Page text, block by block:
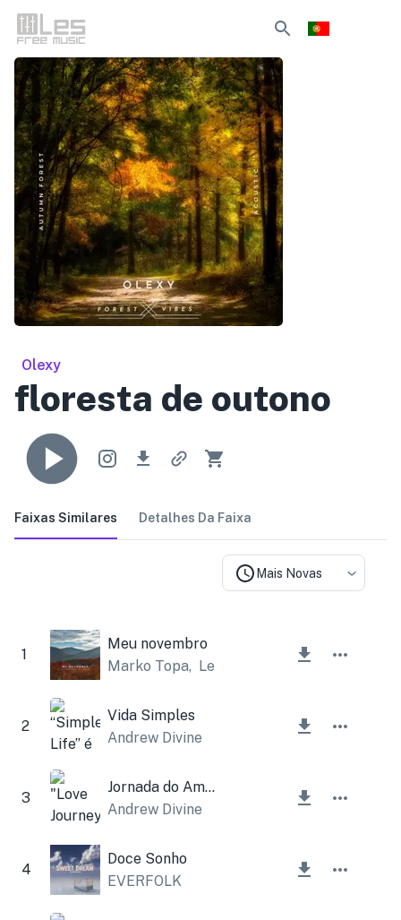
Olexy
floresta de outono
Faixas Similares Detalhes Da Faixa
Mais Novas
1
Meu novembro
Marko Topa, Lesfm
2
Vida Simples
Andrew Divine
3
Jornada do Amor
Andrew Divine
4
Doce Sonho
EVERFOLK